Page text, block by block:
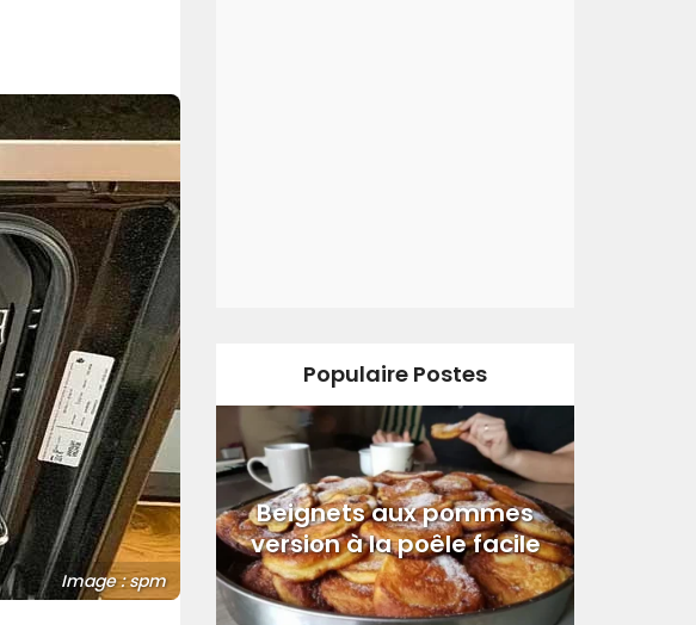
Image : spm
Populaire Postes
Beignets aux pommes
version à la poêle facile